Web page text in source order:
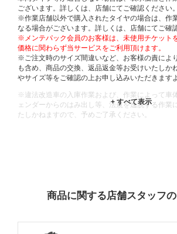
ございます。詳しくは、店舗にてご確認ください。
※作業店舗以外で購入されたタイヤの場合は、作
なる場合がございます。詳しくは、店舗にてご確
※メンテパック会員のお客様は、未使用チケット
価格に関わらず当サービスをご利用頂けます。
※ご注文時のサイズ間違いなど、お客様の責によ
も含め、商品の交換、返品返金等お受けいたしか
やサイズ等をご確認の上お申し込みいただきます
※違法改造車の入庫作業および、作業によって車
ェンダーからのはみ出し等、法規を逸脱する作業
たしかねますので、予めご了承ください。
商品に関する店舗スタッフ